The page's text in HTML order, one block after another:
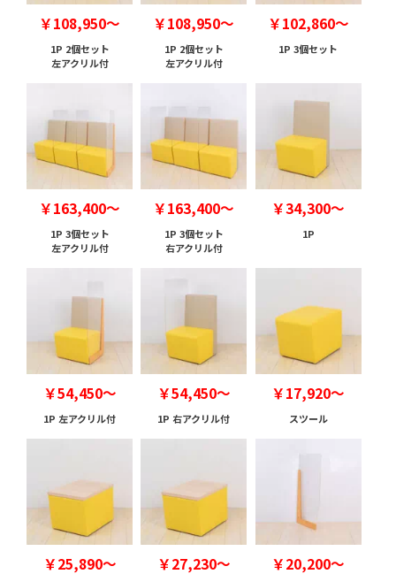
￥108,950～
1P 2個セット
左アクリル付
￥108,950～
1P 2個セット
左アクリル付
￥102,860～
1P 3個セット
￥163,400～
1P 3個セット
左アクリル付
￥163,400～
1P 3個セット
右アクリル付
￥34,300～
1P
￥54,450～
1P 左アクリル付
￥54,450～
1P 右アクリル付
￥17,920～
スツール
￥25,890～ ￥27,230～ ￥20,200～